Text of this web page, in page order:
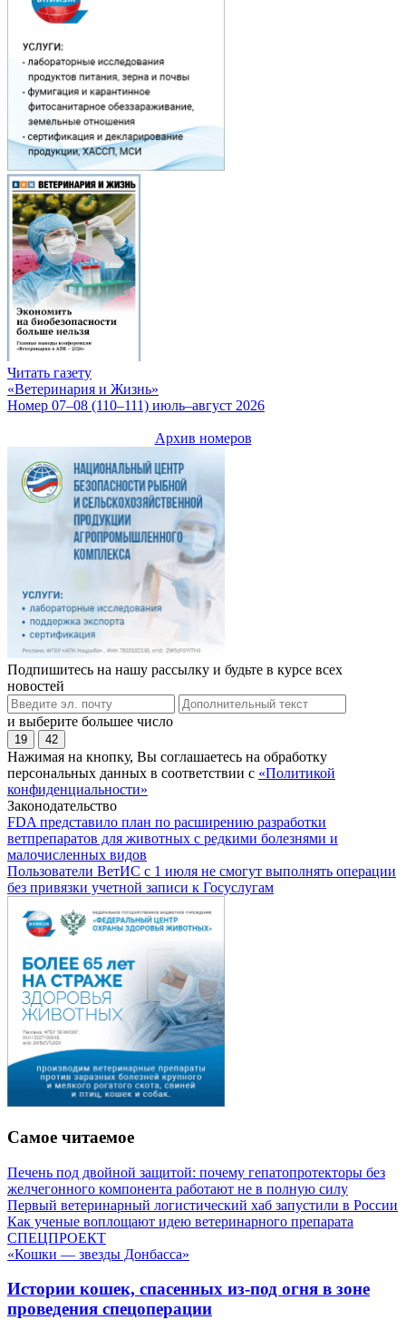
Читать газету
«Ветеринария и Жизнь»
Номер 07–08 (110–111) июль–август 2026
Архив номеров
Подпишитесь на нашу рассылку и будьте в курсе всех
новостей
и выберите большее число
19 42
Нажимая на кнопку, Вы соглашаетесь на обработку
персональных данных в соответствии с «Политикой
конфиденциальности»
Законодательство
FDA представило план по расширению разработки
ветпрепаратов для животных с редкими болезнями и
малочисленных видов
Пользователи ВетИС с 1 июля не смогут выполнять операции
без привязки учетной записи к Госуслугам
Самое читаемое
Печень под двойной защитой: почему гепатопротекторы без
желчегонного компонента работают не в полную силу
Первый ветеринарный логистический хаб запустили в России
Как ученые воплощают идею ветеринарного препарата
СПЕЦПРОЕКТ
«Кошки — звезды Донбасса»
Истории кошек, спасенных из-под огня в зоне
проведения спецоперации